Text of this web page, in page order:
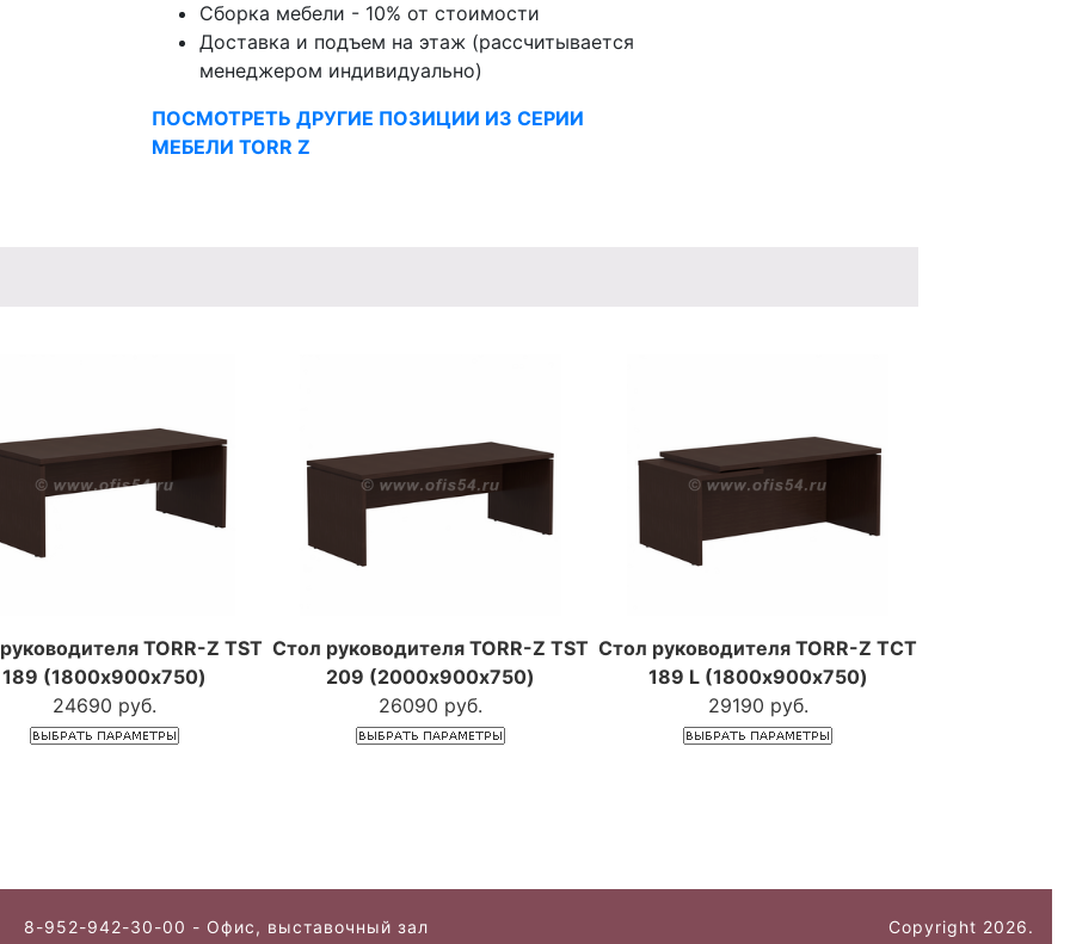
Сборка мебели - 10% от стоимости
Доставка и подъем на этаж (рассчитывается
менеджером индивидуально)
ПОСМОТРЕТЬ ДРУГИЕ ПОЗИЦИИ ИЗ СЕРИИ
МЕБЕЛИ TORR Z
TORR-Z TST
189 (1800х900х750)
24690 руб.
Стол руководителя TORR-Z TST
209 (2000х900х750)
26090 руб.
Стол руководителя TORR-Z TСT
189 L (1800х900х750)
29190 руб.
8-952-942-30-00 - Офис, выставочный зал
Copyright 2026.